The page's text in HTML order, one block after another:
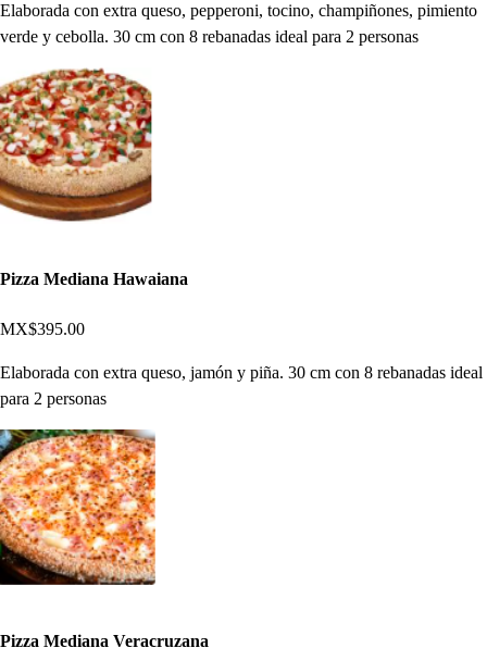
Elaborada con extra queso, pepperoni, tocino, champiñones, pimiento
verde y cebolla. 30 cm con 8 rebanadas ideal para 2 personas
Pizza Mediana Hawaiana
MX$395.00
Elaborada con extra queso, jamón y piña. 30 cm con 8 rebanadas ideal
para 2 personas
Pizza Mediana Veracruzana